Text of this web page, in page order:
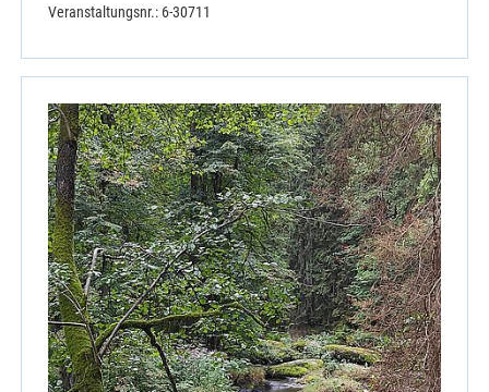
Veranstaltungsnr.: 6-30711